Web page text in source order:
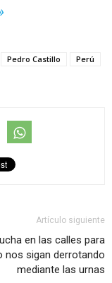
Pedro Castillo
Perú
Artículo siguiente
en las calles para
nos sigan derrotando
mediante las urnas